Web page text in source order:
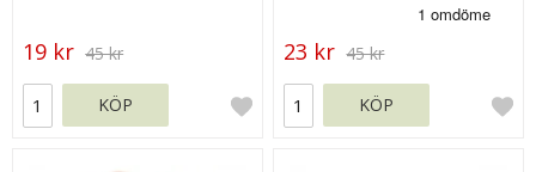
19 kr 45 kr
KÖP
23 kr 45 kr
KÖP